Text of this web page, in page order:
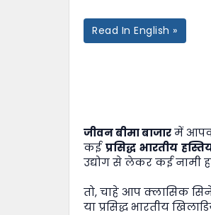
Read In English »
जीवन बीमा बाजारमें
कईप्रसिद्ध भारतीय
उद्योग से लेकर कई नामी
तो, चाहे आप क्लासिक
या प्रसिद्ध भारतीय